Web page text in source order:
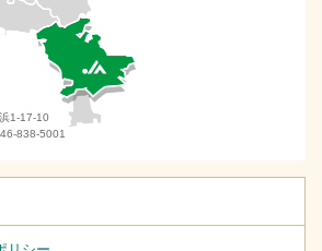
騰対策支援金のご案内
設立３０周年特設サイトをオープンし
1-17-10
838-5001